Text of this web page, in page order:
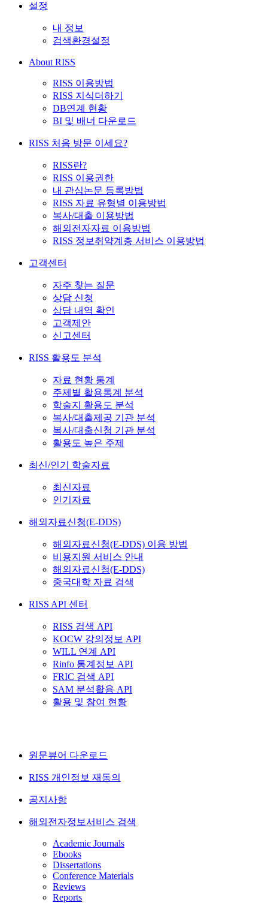
설정
내 정보
검색환경설정
About RISS
RISS 이용방법
RISS 지식더하기
DB연계 현황
BI 및 배너 다운로드
RISS 처음 방문 이세요?
RISS란?
RISS 이용권한
내 관심논문 등록방법
RISS 자료 유형별 이용방법
복사/대출 이용방법
해외전자자료 이용방법
RISS 정보취약계층 서비스 이용방법
고객센터
자주 찾는 질문
상담 신청
상담 내역 확인
고객제안
신고센터
RISS 활용도 분석
자료 현황 통계
주제별 활용통계 분석
학술지 활용도 분석
복사/대출제공 기관 분석
복사/대출신청 기관 분석
활용도 높은 주제
최신/인기 학술자료
최신자료
인기자료
해외자료신청(E-DDS)
해외자료신청(E-DDS) 이용 방법
비용지원 서비스 안내
해외자료신청(E-DDS)
중국대학 자료 검색
RISS API 센터
RISS 검색 API
KOCW 강의정보 API
WILL 연계 API
Rinfo 통계정보 API
FRIC 검색 API
SAM 분석활용 API
활용 및 참여 현황
원문뷰어 다운로드
RISS 개인정보 재동의
공지사항
해외전자정보서비스 검색
Academic Journals
Ebooks
Dissertations
Conference Materials
Reviews
Reports